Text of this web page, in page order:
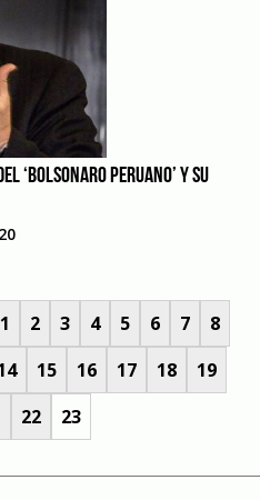
‘BOLSONARO PERUANO’ Y SU
1 2 3 4 5 6 7
8
15 16 17 18
19
22 23